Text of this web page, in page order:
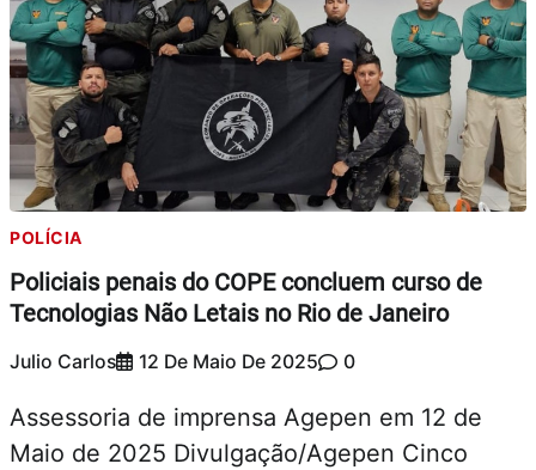
POLÍCIA
Policiais penais do COPE concluem curso de
Tecnologias Não Letais no Rio de Janeiro
Julio Carlos 12 De Maio De 2025 0
Assessoria de imprensa Agepen em 12 de
Maio de 2025 Divulgação/Agepen Cinco